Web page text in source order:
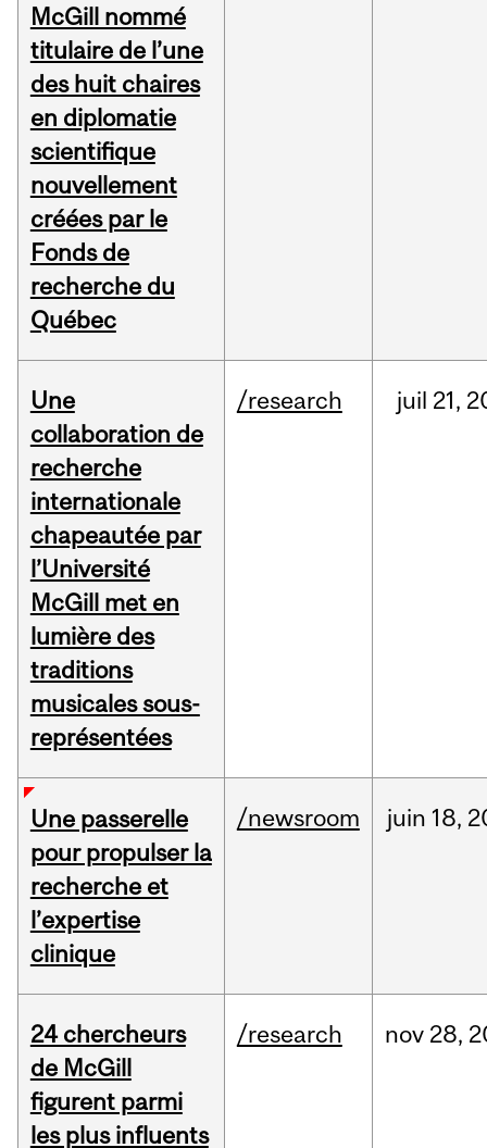
McGill nommé
titulaire de l’une
des huit chaires
en diplomatie
scientifique
nouvellement
créées par le
Fonds de
recherche du
Québec
Une
collaboration de
recherche
internationale
chapeautée par
l’Université
McGill met en
lumière des
traditions
musicales sous-
représentées
/research juil 21,
Une passerelle
pour propulser la
recherche et
l’expertise
clinique
/newsroom juin 18,
24 chercheurs
de McGill
figurent parmi
les plus influents
/research nov 28,